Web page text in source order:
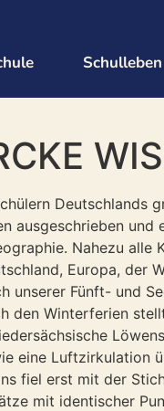
Schulleben
ausgeschrieben
Nahezu
Europa, der
Fünft- und
den Winterferien
eine Luftzirkulation
fiel erst mit der
mit identischer